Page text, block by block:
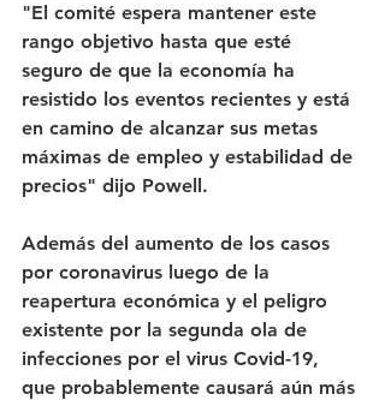
"El comité espera mantener este
rango objetivo hasta que esté
seguro de que la economía ha
resistido los eventos recientes y está
en camino de alcanzar sus metas
máximas de empleo y estabilidad de
precios" dijo Powell.
Además del aumento de los casos
por coronavirus luego de la
reapertura económica y el peligro
existente por la segunda ola de
infecciones por el virus Covid-19,
que probablemente causará aún más